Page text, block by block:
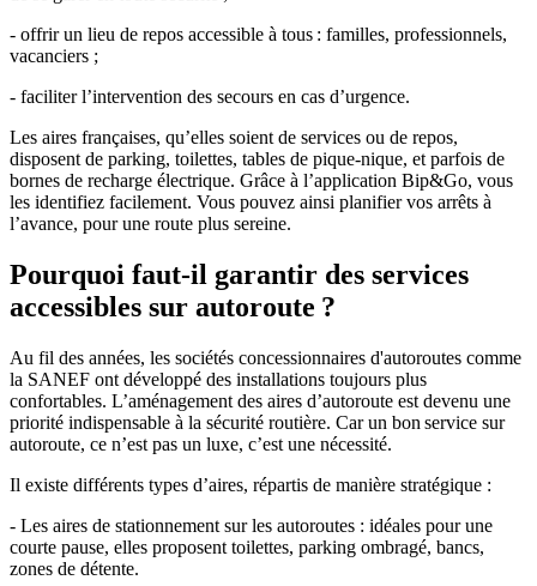
- offrir un lieu de repos accessible à tous : familles, professionnels,
vacanciers ;
- faciliter l’intervention des secours en cas d’urgence.
Les aires françaises, qu’elles soient de services ou de repos,
disposent de parking, toilettes, tables de pique-nique, et parfois de
bornes de recharge électrique. Grâce à l’application Bip&Go, vous
les identifiez facilement. Vous pouvez ainsi planifier vos arrêts à
l’avance, pour une route plus sereine.
Pourquoi faut-il garantir des services
accessibles sur autoroute ?
Au fil des années, les sociétés concessionnaires d'autoroutes comme
la SANEF ont développé des installations toujours plus
confortables. L’aménagement des aires d’autoroute est devenu une
priorité indispensable à la sécurité routière. Car un bon service sur
autoroute, ce n’est pas un luxe, c’est une nécessité.
Il existe différents types d’aires, répartis de manière stratégique :
- Les aires de stationnement sur les autoroutes : idéales pour une
courte pause, elles proposent toilettes, parking ombragé, bancs,
zones de détente.